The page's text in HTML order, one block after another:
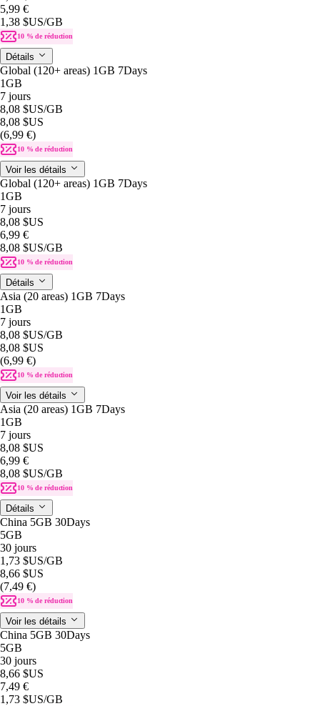
5,99 €
1,38 $US/GB
10 % de réduction
Détails
Global (120+ areas) 1GB 7Days
1GB
7 jours
8,08 $US/GB
8,08 $US
(6,99 €)
10 % de réduction
Voir les détails
Global (120+ areas) 1GB 7Days
1GB
7 jours
8,08 $US
6,99 €
8,08 $US/GB
10 % de réduction
Détails
Asia (20 areas) 1GB 7Days
1GB
7 jours
8,08 $US/GB
8,08 $US
(6,99 €)
10 % de réduction
Voir les détails
Asia (20 areas) 1GB 7Days
1GB
7 jours
8,08 $US
6,99 €
8,08 $US/GB
10 % de réduction
Détails
China 5GB 30Days
5GB
30 jours
1,73 $US/GB
8,66 $US
(7,49 €)
10 % de réduction
Voir les détails
China 5GB 30Days
5GB
30 jours
8,66 $US
7,49 €
1,73 $US/GB